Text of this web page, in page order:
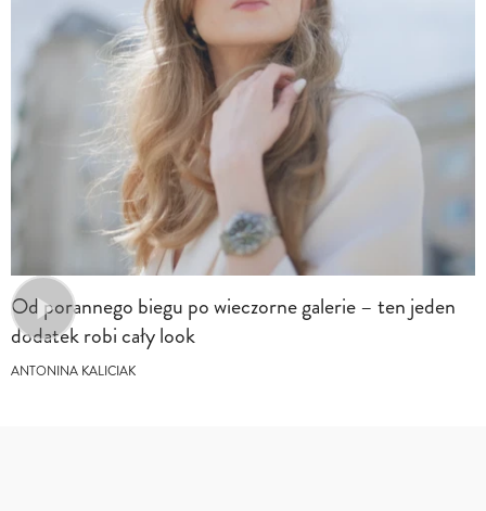
Od porannego biegu po wieczorne galerie – ten jeden
dodatek robi cały look
ANTONINA KALICIAK